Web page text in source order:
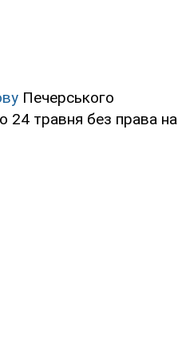
Печерського
24 травня без права на